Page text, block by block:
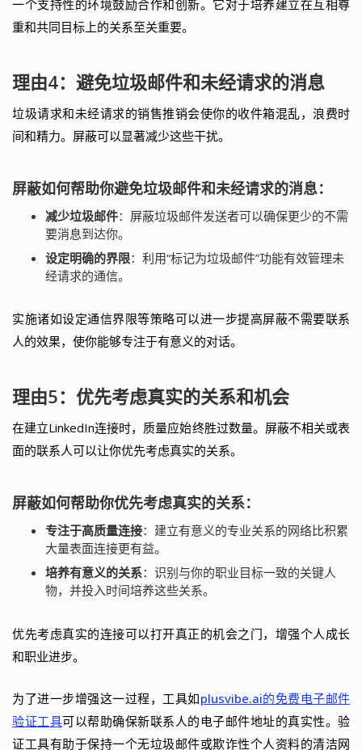
一个支持性的环境鼓励合作和创新。它对于培养建立在互相尊
重和共同目标上的关系至关重要。
理由4：避免垃圾邮件和未经请求的消息
垃圾请求和未经请求的销售推销会使你的收件箱混乱，浪费时
间和精力。屏蔽可以显著减少这些干扰。
屏蔽如何帮助你避免垃圾邮件和未经请求的消息：
减少垃圾邮件：屏蔽垃圾邮件发送者可以确保更少的不需
要消息到达你。
设定明确的界限：利用“标记为垃圾邮件”功能有效管理未
经请求的通信。
实施诸如设定通信界限等策略可以进一步提高屏蔽不需要联系
人的效果，使你能够专注于有意义的对话。
理由5：优先考虑真实的关系和机会
在建立LinkedIn连接时，质量应始终胜过数量。屏蔽不相关或表
面的联系人可以让你优先考虑真实的关系。
屏蔽如何帮助你优先考虑真实的关系：
专注于高质量连接：建立有意义的专业关系的网络比积累
大量表面连接更有益。
培养有意义的关系：识别与你的职业目标一致的关键人
物，并投入时间培养这些关系。
优先考虑真实的连接可以打开真正的机会之门，增强个人成长
和职业进步。
为了进一步增强这一过程，工具如plusvibe.ai的免费电子邮件
验证工具可以帮助确保新联系人的电子邮件地址的真实性。验
证工具有助于保持一个无垃圾邮件或欺诈性个人资料的清洁网